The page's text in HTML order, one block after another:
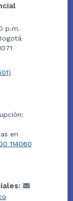
p.m.
en
114060